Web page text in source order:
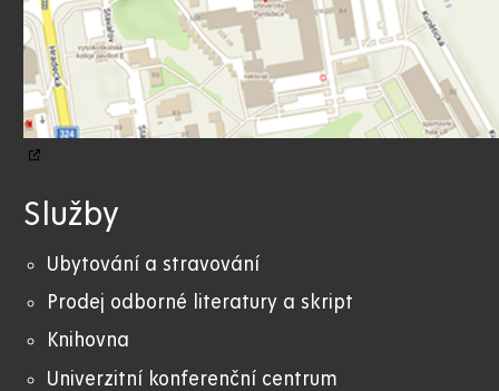
Služby
Ubytování a stravování
Prodej odborné literatury a skript
Knihovna
Univerzitní konferenční centrum